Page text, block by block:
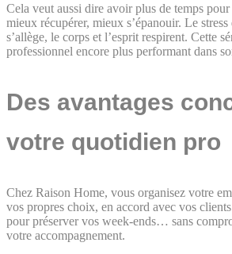
Cela veut aussi dire avoir plus de temps
mieux récupérer, mieux s’épanouir. Le
s’allège, le corps et l’esprit respirent. Cette
professionnel encore plus performant dans
Des avantages
votre quotidien pro
Chez Raison Home, vous organisez votre
vos propres choix, en accord avec vos
pour préserver vos week-ends… sans
votre accompagnement.